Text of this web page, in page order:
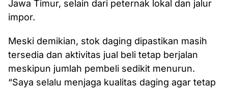
Jawa Timur, selain dari peternak lokal dan jalur
impor.
Meski demikian, stok daging dipastikan masih
tersedia dan aktivitas jual beli tetap berjalan
meskipun jumlah pembeli sedikit menurun.
“Saya selalu menjaga kualitas daging agar tetap